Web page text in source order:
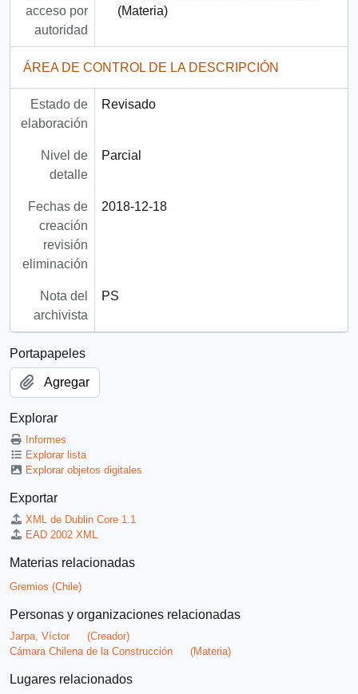
acceso por
autoridad
(Materia)
ÁREA DE CONTROL DE LA DESCRIPCIÓN
Estado de
elaboración
Revisado
Nivel de
detalle
Parcial
Fechas de
creación
revisión
eliminación
2018-12-18
Nota del
archivista
PS
Portapapeles
Agregar
Explorar
Informes
Explorar lista
Explorar objetos digitales
Exportar
XML de Dublin Core 1.1
EAD 2002 XML
Materias relacionadas
Gremios (Chile)
Personas y organizaciones relacionadas
Jarpa, Víctor
(Creador)
Cámara Chilena de la Construcción
(Materia)
Lugares relacionados